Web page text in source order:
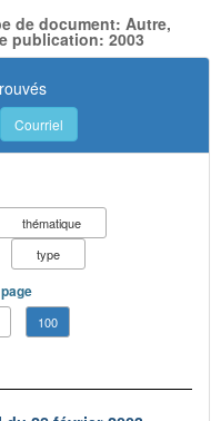
de document: Autre,
publication: 2003
Courriel
thématique
type
100